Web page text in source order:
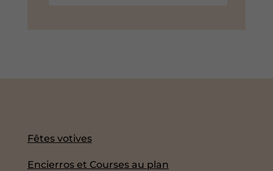
Fêtes votives
Encierros et Courses au plan